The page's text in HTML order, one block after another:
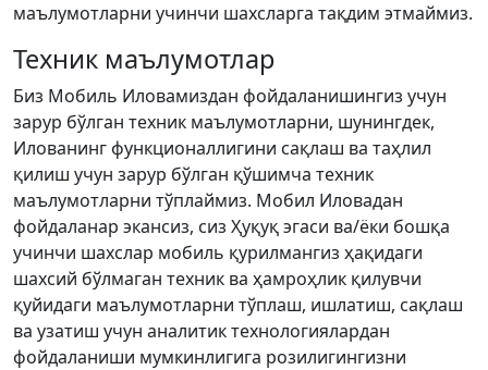
маълумотларни учинчи шахсларга тақдим этмаймиз.
Техник маълумотлар
Биз Мобиль Иловамиздан фойдаланишингиз учун
зарур бўлган техник маълумотларни, шунингдек,
Илованинг функционаллигини сақлаш ва таҳлил
қилиш учун зарур бўлган қўшимча техник
маълумотларни тўплаймиз. Мобил Иловадан
фойдаланар экансиз, сиз Ҳуқуқ эгаси ва/ёки бошқа
учинчи шахслар мобиль қурилмангиз ҳақидаги
шахсий бўлмаган техник ва ҳамроҳлик қилувчи
қуйидаги маълумотларни тўплаш, ишлатиш, сақлаш
ва узатиш учун аналитик технологиялардан
фойдаланиши мумкинлигига розилигингизни